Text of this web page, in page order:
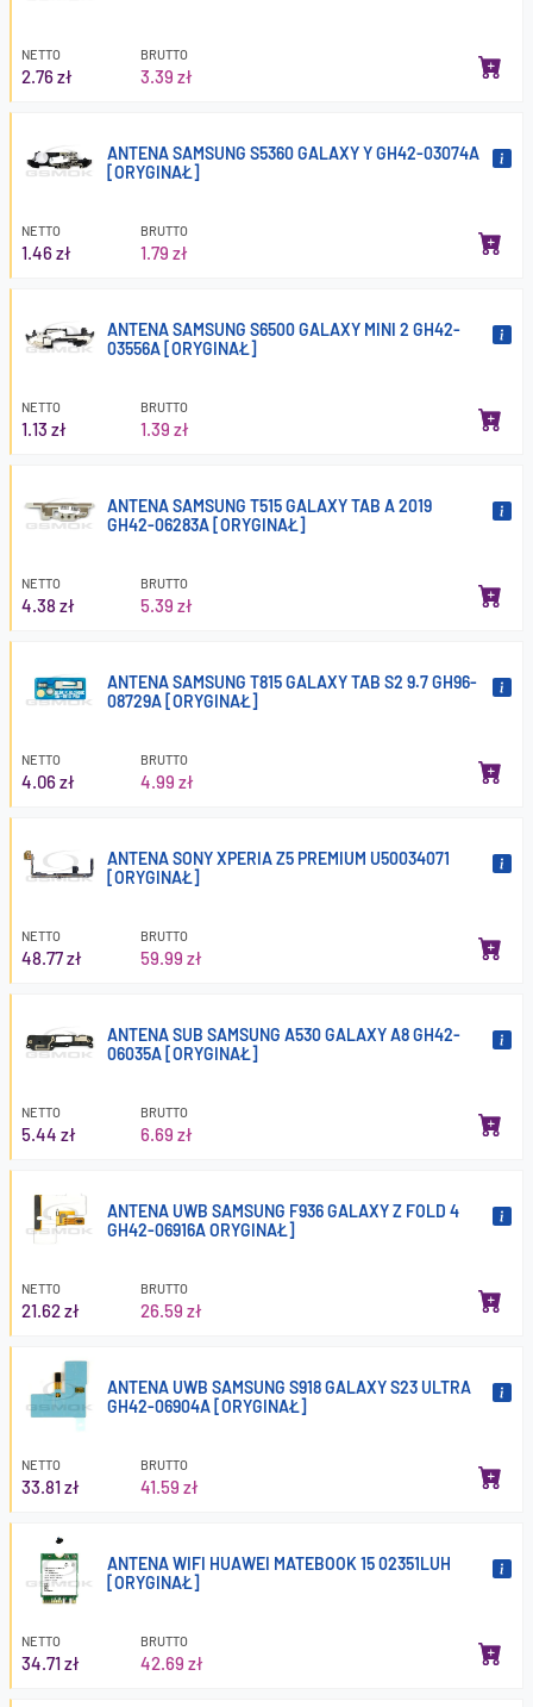
NETTO
2.76 zł
BRUTTO
3.39 zł
ANTENA SAMSUNG S5360 GALAXY Y GH42-03074A
[ORYGINAŁ]
NETTO
1.46 zł
BRUTTO
1.79 zł
ANTENA SAMSUNG S6500 GALAXY MINI 2 GH42-
03556A [ORYGINAŁ]
NETTO
1.13 zł
BRUTTO
1.39 zł
ANTENA SAMSUNG T515 GALAXY TAB A 2019
GH42-06283A [ORYGINAŁ]
NETTO
4.38 zł
BRUTTO
5.39 zł
ANTENA SAMSUNG T815 GALAXY TAB S2 9.7 GH96-
08729A [ORYGINAŁ]
NETTO
4.06 zł
BRUTTO
4.99 zł
ANTENA SONY XPERIA Z5 PREMIUM U50034071
[ORYGINAŁ]
NETTO
48.77 zł
BRUTTO
59.99 zł
ANTENA SUB SAMSUNG A530 GALAXY A8 GH42-
06035A [ORYGINAŁ]
NETTO
5.44 zł
BRUTTO
6.69 zł
ANTENA UWB SAMSUNG F936 GALAXY Z FOLD 4
GH42-06916A ORYGINAŁ]
NETTO
21.62 zł
BRUTTO
26.59 zł
ANTENA UWB SAMSUNG S918 GALAXY S23 ULTRA
GH42-06904A [ORYGINAŁ]
NETTO
33.81 zł
BRUTTO
41.59 zł
ANTENA WIFI HUAWEI MATEBOOK 15 02351LUH
[ORYGINAŁ]
NETTO
34.71 zł
BRUTTO
42.69 zł